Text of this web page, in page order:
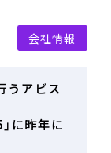
ータ変換
会社情報
うアビス
に昨年に